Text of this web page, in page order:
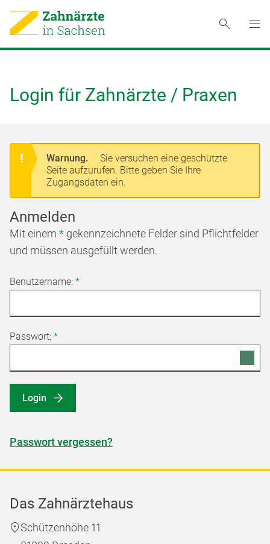
Login für Zahnärzte / Praxen
Warnung.
Sie versuchen eine geschützte
Seite aufzurufen. Bitte geben Sie Ihre
Zugangsdaten ein.
Anmelden
Mit einem * gekennzeichnete Felder sind Pflichtfelder
und müssen ausgefüllt werden.
Benutzername: *
Passwort: *
Login
Passwort vergessen?
Das Zahnärztehaus
Schützenhöhe 11